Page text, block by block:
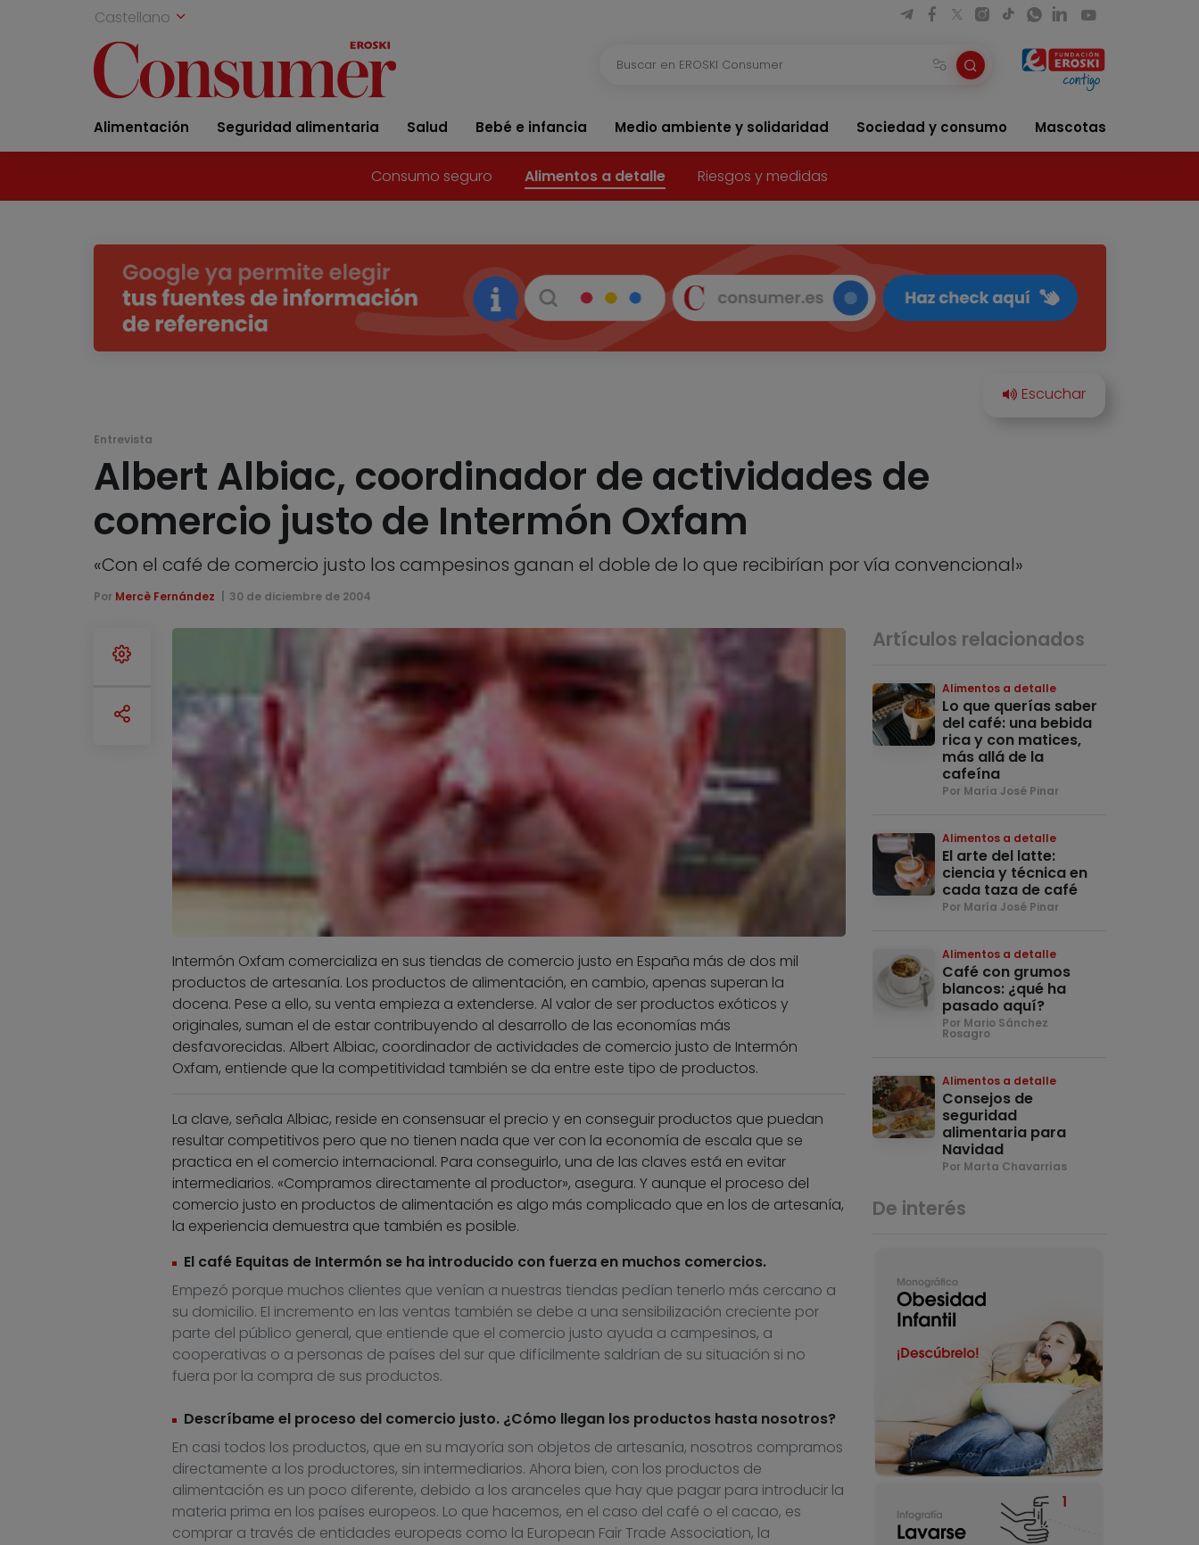
Castellano
Alimentación Seguridad alimentaria Salud Bebé e infancia Medio ambiente y solidaridad Sociedad y consumo Mascotas
Consumo seguro Alimentos a detalle Riesgos y medidas
Entrevista
Albert Albiac, coordinador de actividades de
comercio justo de Intermón Oxfam
«Con el café de comercio justo los campesinos ganan el doble de lo que recibirían por vía convencional»
Por Mercè Fernández 30 de diciembre de 2004
Intermón Oxfam comercializa en sus tiendas de comercio justo en España más de dos mil
productos de artesanía. Los productos de alimentación, en cambio, apenas superan la
docena. Pese a ello, su venta empieza a extenderse. Al valor de ser productos exóticos y
originales, suman el de estar contribuyendo al desarrollo de las economías más
desfavorecidas. Albert Albiac, coordinador de actividades de comercio justo de Intermón
Oxfam, entiende que la competitividad también se da entre este tipo de productos.
La clave, señala Albiac, reside en consensuar el precio y en conseguir productos que puedan
resultar competitivos pero que no tienen nada que ver con la economía de escala que se
practica en el comercio internacional. Para conseguirlo, una de las claves está en evitar
intermediarios. «Compramos directamente al productor», asegura. Y aunque el proceso del
comercio justo en productos de alimentación es algo más complicado que en los de artesanía,
la experiencia demuestra que también es posible.
El café Equitas de Intermón se ha introducido con fuerza en muchos comercios.
Empezó porque muchos clientes que venían a nuestras tiendas pedían tenerlo más cercano a
su domicilio. El incremento en las ventas también se debe a una sensibilización creciente por
parte del público general, que entiende que el comercio justo ayuda a campesinos, a
cooperativas o a personas de países del sur que difícilmente saldrían de su situación si no
fuera por la compra de sus productos.
Descríbame el proceso del comercio justo. ¿Cómo llegan los productos hasta nosotros?
En casi todos los productos, que en su mayoría son objetos de artesanía, nosotros compramos
directamente a los productores, sin intermediarios. Ahora bien, con los productos de
alimentación es un poco diferente, debido a los aranceles que hay que pagar para introducir la
materia prima en los países europeos. Lo que hacemos, en el caso del café o el cacao, es
comprar a través de entidades europeas como la European Fair Trade Association, la
Artículos relacionados
Alimentos a detalle
Lo que querías saber
del café: una bebida
rica y con matices,
más allá de la
cafeína
Por María José Pinar
Alimentos a detalle
El arte del latte:
ciencia y técnica en
cada taza de café
Por María José Pinar
Alimentos a detalle
Café con grumos
blancos: ¿qué ha
pasado aquí?
Por Mario Sánchez
Rosagro
Alimentos a detalle
Consejos de
seguridad
alimentaria para
Navidad
Por Marta Chavarrías
De interés